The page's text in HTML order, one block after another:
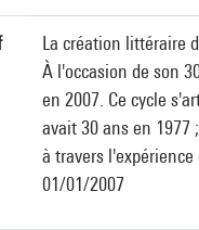
La création littéraire
À l'occasion de son
en 2007. Ce cycle
avait 30 ans en
à travers
01/01/2007